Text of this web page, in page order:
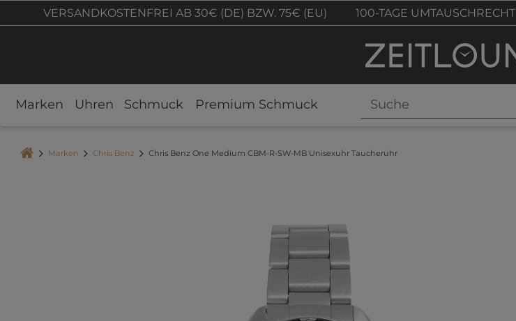
VERSANDKOSTENFREI AB 30€ (DE) BZW. 75€ (EU) 100-TAGE UMTAUSCHRECHT
Marken Uhren Schmuck Premium Schmuck
Marken Chris Benz Chris Benz One Medium CBM-R-SW-MB Unisexuhr Taucheruhr